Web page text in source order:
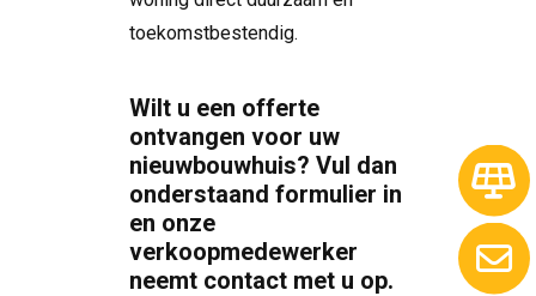
toekomstbestendig.
Wilt u een offerte
ontvangen voor uw
nieuwbouwhuis? Vul dan
onderstaand formulier in
en onze
verkoopmedewerker
neemt contact met u op.